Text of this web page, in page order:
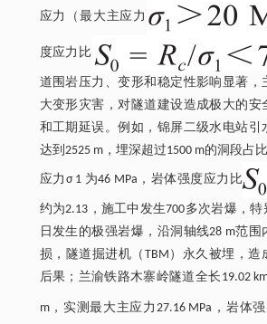
应力（最大主应力
度应力比
道围岩压力、变形和稳定性影响显著，
大变形灾害，对隧道建设造成极大的安
和工期延误。例如，锦屏二级水电站引
达到2525 m，埋深超过1500 m的洞段占
应力σ 1 为46 MPa，岩体强度应力比
约为2.13，施工中发生700多次岩爆，特
日发生的极强岩爆，沿洞轴线28 m范
损，隧道掘进机（TBM）永久被埋，造
后果；兰渝铁路木寨岭隧道全长19.02
m，实测最大主应力27.16 MPa，岩体